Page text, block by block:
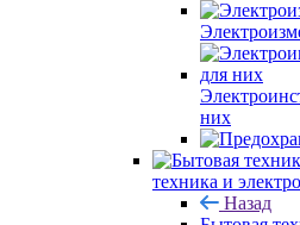
них
техника и
Назад